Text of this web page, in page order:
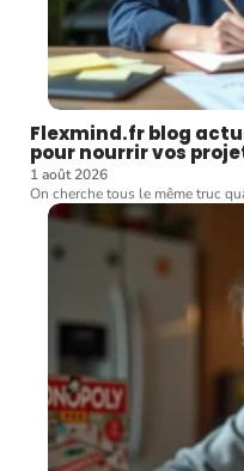
Flexmind.fr blog
pour nourrir vos
1 août 2026
On cherche tous le même truc